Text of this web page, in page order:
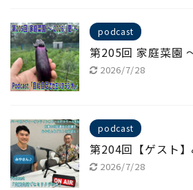
podcast
第205回 家庭菜園
2026/7/28
podcast
第204回【ゲスト
2026/7/28